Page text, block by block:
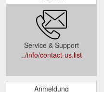
Service & Support
../info/contact-us.list
Anmeldung